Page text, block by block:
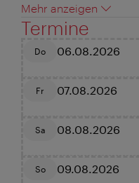
Mehr anzeigen
Termine
Do 06.08.2026
Fr 07.08.2026
Sa 08.08.2026
So 09.08.2026